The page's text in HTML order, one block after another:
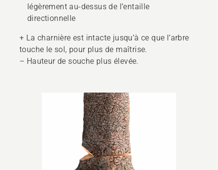
légèrement au-dessus de l’entaille
directionnelle
+ La charnière est intacte jusqu’à ce que l’arbre
touche le sol, pour plus de maîtrise.
– Hauteur de souche plus élevée.